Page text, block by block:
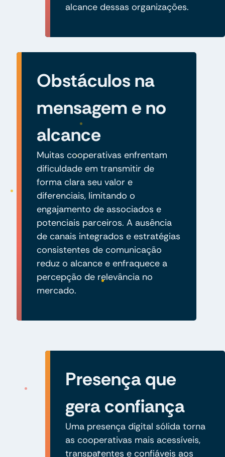
alcance dessas organizações.
Obstáculos na
mensagem e no
alcance
Muitas cooperativas enfrentam
dificuldade em transmitir de
forma clara seu valor e
diferenciais, limitando o
engajamento de associados e
potenciais parceiros. A ausência
de canais integrados e estratégias
consistentes de comunicação
reduz o alcance e enfraquece a
percepção de relevância no
mercado.
Presença que
gera confiança
Uma presença digital sólida torna
as cooperativas mais acessíveis,
transparentes e confiáveis aos